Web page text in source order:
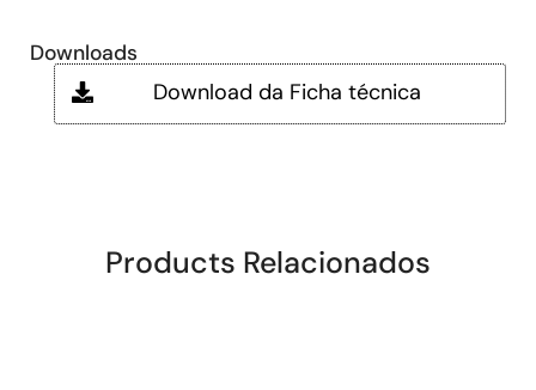
Downloads
Download da Ficha técnica
Products Relacionados